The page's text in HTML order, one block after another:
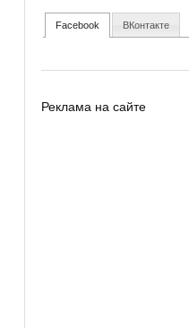
Facebook ВКонтакте
Реклама на сайте